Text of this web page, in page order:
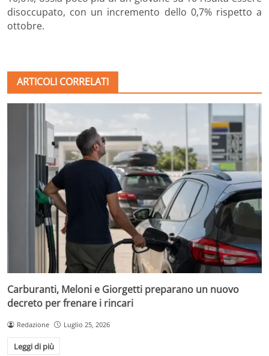
disoccupato, con un incremento dello 0,7% rispetto a
ottobre.
ARTICOLI CORRELATI
Carburanti, Meloni e Giorgetti preparano un nuovo
decreto per frenare i rincari
Redazione Luglio 25, 2026
Leggi di più